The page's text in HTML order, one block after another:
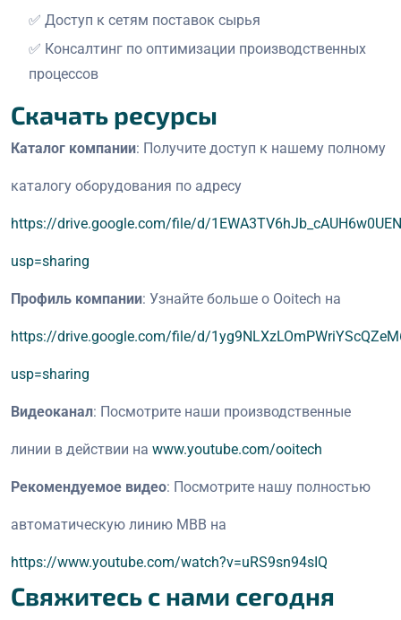
✅ Доступ к сетям поставок сырья
✅ Консалтинг по оптимизации производственных
процессов
Скачать ресурсы
Каталог компании: Получите доступ к нашему полному
каталогу оборудования по адресу
https://drive.google.com/file/d/
usp=sharing
Профиль компании: Узнайте больше о Ooitech на
https://drive.google.com/file/d/
usp=sharing
Видеоканал: Посмотрите наши производственные
линии в действии на www.youtube.com/ooitech
Рекомендуемое видео: Посмотрите нашу полностью
автоматическую линию MBB на
https://www.youtube.com/watch?v=uRS9sn94sIQ
Свяжитесь с нами сегодня